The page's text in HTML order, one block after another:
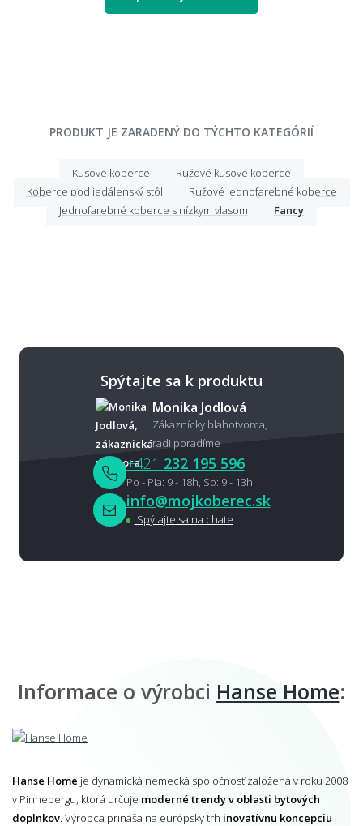
PRODUKT JE ZARADENÝ DO TÝCHTO KATEGÓRIÍ
Kusové koberce
Ružové kusové koberce
Koberce pod jedálenský stôl
Ružové jednofarebné koberce
Jednofarebné koberce s nízkym vlasom
Fancy
Spýtajte sa k produktu
Monika Jodlová
Zákaznícky blahotvorca,
radi poradíme
+421 232 195 596
Po - Pia: 9 - 18h, So: 9 - 13h
info@mojkoberec.sk
Spýtajte sa na chate
Informace o výrobci Hanse Home:
Hanse Home je dynamická nemecká spoločnosť založená v roku 2008
v Pinnebergu, ktorá určuje moderné trendy v oblasti bytových
doplnkov . Výrobca prináša na európsky trh inovatívnu koncepciu